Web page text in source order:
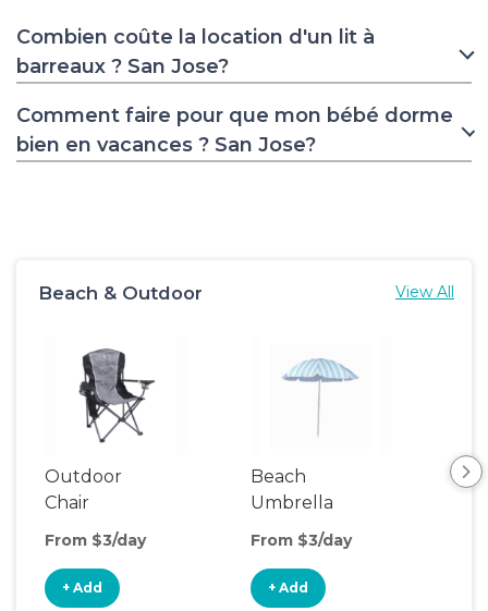
Combien coûte la location d'un lit à
barreaux ? San Jose?
Comment faire pour que mon bébé dorme
bien en vacances ? San Jose?
Beach & Outdoor View All
Outdoor
Chair
From $3/day
+ Add
Beach
Umbrella
From $3/day
+ Add